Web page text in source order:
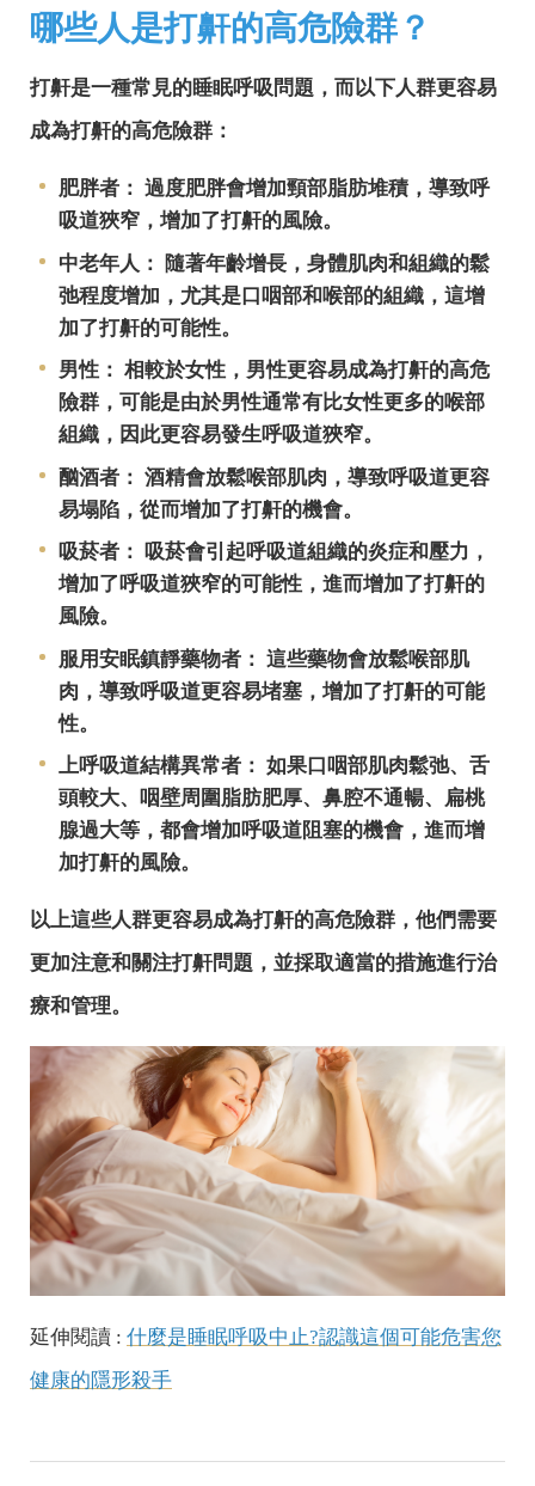
哪些人是打鼾的高危險群？
打鼾是一種常見的睡眠呼吸問題，而以下人群更容易
成為打鼾的高危險群：
肥胖者： 過度肥胖會增加頸部脂肪堆積，導致呼
吸道狹窄，增加了打鼾的風險。
中老年人： 隨著年齡增長，身體肌肉和組織的鬆
弛程度增加，尤其是口咽部和喉部的組織，這增
加了打鼾的可能性。
男性： 相較於女性，男性更容易成為打鼾的高危
險群，可能是由於男性通常有比女性更多的喉部
組織，因此更容易發生呼吸道狹窄。
酗酒者： 酒精會放鬆喉部肌肉，導致呼吸道更容
易塌陷，從而增加了打鼾的機會。
吸菸者： 吸菸會引起呼吸道組織的炎症和壓力，
增加了呼吸道狹窄的可能性，進而增加了打鼾的
風險。
服用安眠鎮靜藥物者： 這些藥物會放鬆喉部肌
肉，導致呼吸道更容易堵塞，增加了打鼾的可能
性。
上呼吸道結構異常者： 如果口咽部肌肉鬆弛、舌
頭較大、咽壁周圍脂肪肥厚、鼻腔不通暢、扁桃
腺過大等，都會增加呼吸道阻塞的機會，進而增
加打鼾的風險。
以上這些人群更容易成為打鼾的高危險群，他們需要
更加注意和關注打鼾問題，並採取適當的措施進行治
療和管理。
延伸閱讀 : 什麼是睡眠呼吸中止?認識這個可能危害您
健康的隱形殺手